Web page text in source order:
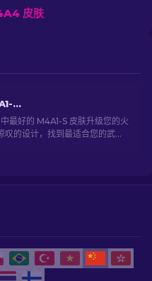
皮肤
CS2 中最好的 M4A1-S 皮肤 [2026]
最好的 M4A1-S 皮肤升级您的火
叹的设计，找到最适合您的武器